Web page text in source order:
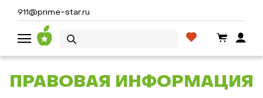
911@prime-star.ru
ПРАВОВАЯ ИНФОРМАЦИЯ